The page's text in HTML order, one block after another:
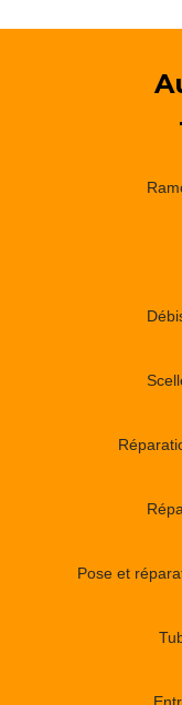
Pose et